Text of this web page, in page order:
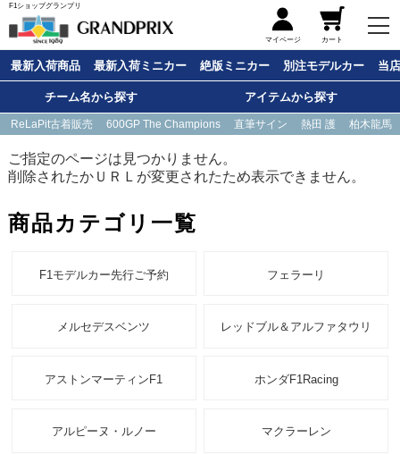
F1ショップグランプリ
マイページ カート
最新入荷商品 最新入荷ミニカー 絶版ミニカー 別注モデルカー 当
チーム名から探す アイテムから探す
ReLaPit古着販売 600GP The Champions 直筆サイン 熱田 護 柏木龍馬
ご指定のページは見つかりません。
削除されたかＵＲＬが変更されたため表示できません。
商品カテゴリ一覧
F1モデルカー先行ご予約 フェラーリ
メルセデスベンツ レッドブル＆アルファタウリ
アストンマーティンF1 ホンダF1Racing
アルピーヌ・ルノー マクラーレン